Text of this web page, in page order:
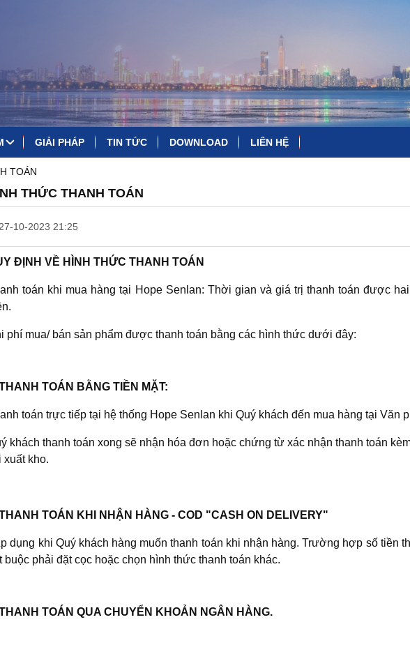
GIẢI PHÁP TIN TỨC DOWNLOAD LIÊN HỆ
TOÁN
THỨC THANH TOÁN
27-10-2023 21:25
ĐỊNH VỀ HÌNH THỨC THANH TOÁN
toán khi mua hàng tại Hope Senlan: Thời gian và giá trị thanh toán được
phí mua/ bán sản phẩm được thanh toán bằng các hình thức dưới đây:
TOÁN BẰNG TIỀN MẶT:
toán trực tiếp tại hệ thống Hope Senlan khi Quý khách đến mua hàng tại Văn
khách thanh toán xong sẽ nhận hóa đơn hoặc chứng từ xác nhận thanh toán
xuất kho.
TOÁN KHI NHẬN HÀNG - COD "CASH ON DELIVERY"
dụng khi Quý khách hàng muốn thanh toán khi nhận hàng. Trường hợp số tiền
buộc phải đặt cọc hoặc chọn hình thức thanh toán khác.
TOÁN QUA CHUYỂN KHOẢN NGÂN HÀNG.